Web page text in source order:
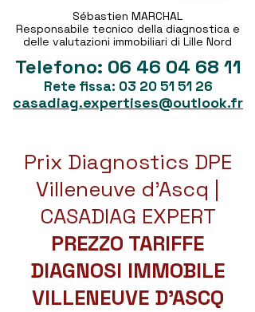
Telefono: 06 46 04 68 11
Rete fissa: 03 20 51 51 26
casadiag.expertises@outlook.fr
Sébastien MARCHAL
Responsabile tecnico della diagnostica e
delle valutazioni immobiliari di Lille Nord
Prix Diagnostics DPE
Villeneuve d'Ascq |
CASADIAG EXPERT
PREZZO TARIFFE
DIAGNOSI IMMOBILE
VILLENEUVE D'ASCQ